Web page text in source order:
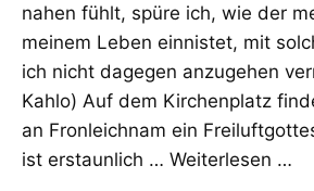
nahen fühlt, spüre ich, wie der
meinem Leben einnistet, mit
ich nicht dagegen anzugehen
Kahlo) Auf dem Kirchenplatz
an Fronleichnam ein
ist erstaunlich … Weiterlesen …